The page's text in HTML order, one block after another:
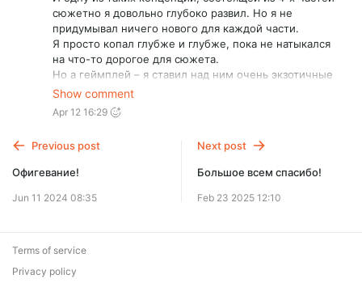
сюжетно я довольно глубоко развил. Но я не
придумывал ничего нового для каждой части.
Я просто копал глубже и глубже, пока не натыкался
на что-то дорогое для сюжета.
Но а геймплей – я ставил над ним очень экзотичные
эксперименты. Где то из хоррора превращал в
экшен, перемешивал жанры, или вообще менял в
симулятор управления отрядом спецназа.
что сюжет и сеттинг игры оправдавал смену
геймплея, ведь я считаю что сюжет и геймплей это
Может быть я ничего нового не рассказал, но очень
Show comment
Apr 12 16:29
Previous post
Офигевание!
Jun 11 2024 08:35
Next post
Большое всем спасибо!
Feb 23 2025 12:10
Terms of service
Privacy policy